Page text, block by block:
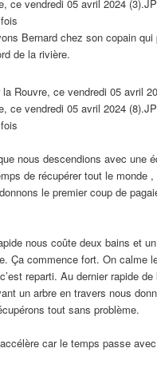
ce vendredi 05 avril 2024
Bernard chez son copain
de la rivière.
ce vendredi 05 avril 2024
nous descendions avec une
de récupérer tout le monde
le premier coup de
nous coûte deux bains et
Ça commence fort. On calme
reparti. Au dernier rapide
un arbre en travers nous
tout sans problème.
car le temps passe